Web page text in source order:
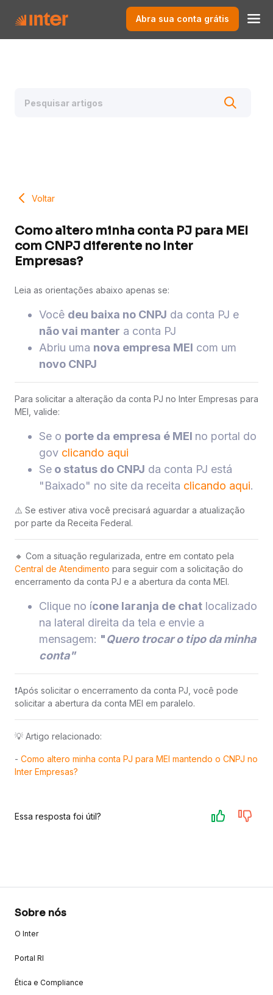
Abra sua conta grátis
Voltar
Como altero minha conta PJ para MEI
com CNPJ diferente no Inter
Empresas?
Leia as orientações abaixo apenas se:
Você deu baixa no CNPJ da conta PJ e
não vai manter a conta PJ
Abriu uma nova empresa MEI com um
novo CNPJ
Para solicitar a alteração da conta PJ no Inter Empresas para
MEI, valide:
Se o porte da empresa é MEI no portal do
gov clicando aqui
Se o status do CNPJ da conta PJ está
"Baixado" no site da receita clicando aqui.
⚠️ Se estiver ativa você precisará aguardar a atualização
por parte da Receita Federal.
🔸 Com a situação regularizada, entre em contato pela
Central de Atendimento ​ para seguir com a solicitação do
encerramento da conta PJ e a abertura da conta MEI.
Clique no ícone laranja de chat localizado
na lateral direita da tela e envie a
mensagem: "Quero trocar o tipo da minha
conta"
❗️Após solicitar o encerramento da conta PJ, você pode
solicitar a abertura da conta MEI em paralelo.
💡 Artigo relacionado:
- Como altero minha conta PJ para MEI mantendo o CNPJ no
Inter Empresas?
Essa resposta foi útil?
Sobre nós
O Inter
Portal RI
Ética e Compliance